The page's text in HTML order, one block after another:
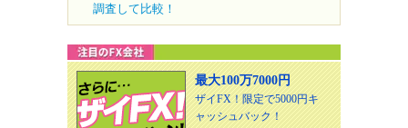
調査して比較！
最大100万7000円
ザイFX！限定で5000円キ
ャッシュバック！